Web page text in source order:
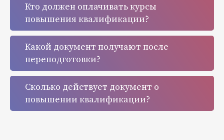
Кто должен оплачивать курсы
повышения квалификации?
Какой документ получают после
переподготовки?
Сколько действует документ о
повышении квалификации?